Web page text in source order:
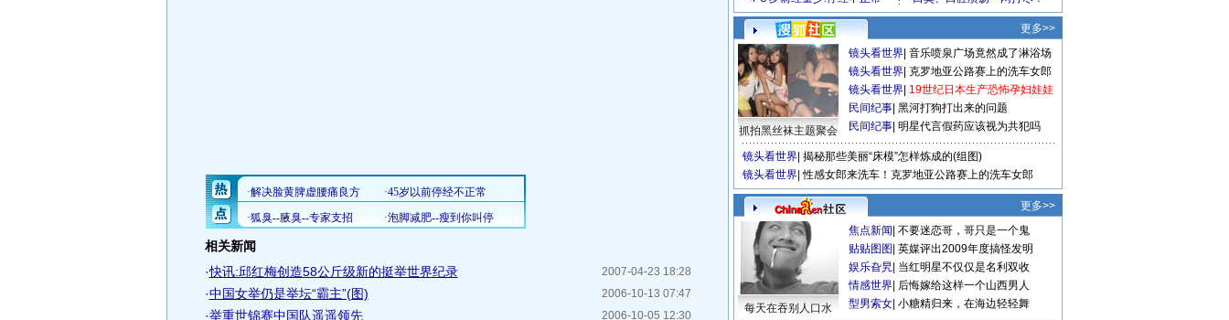
相关新闻
2007-04-23 18:28
·快讯:邱红梅创造58公斤级新的挺举世界纪录
2006-10-13 07:47
·中国女举仍是举坛“霸主”(图)
2006-10-05 12:30
·举重世锦赛中国队遥遥领先
更多>>
抓拍黑丝袜主题聚会
镜头看世界 音乐喷泉广场竟然成了淋浴场
镜头看世界 克罗地亚公路赛上的洗车女郎
镜头看世界 19世纪日本生产恐怖孕妇娃娃
民间纪事 黑河打狗打出来的问题
民间纪事 明星代言假药应该视为共犯吗
镜头看世界 揭秘那些美丽“床模”怎样炼成的(组图)
镜头看世界 性感女郎来洗车！克罗地亚公路赛上的洗车女郎
更多>>
每天在吞别人口水
焦点新闻 不要迷恋哥，哥只是一个鬼
贴贴图图 英媒评出2009年度搞怪发明
娱乐旮旯 当红明星不仅仅是名利双收
情感世界 后悔嫁给这样一个山西男人
型男索女 小糖精归来，在海边轻轻舞